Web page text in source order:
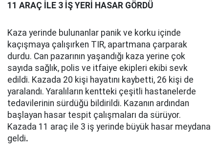
11 ARAÇ İLE 3 İŞ YERİ HASAR GÖRDÜ
Kaza yerinde bulunanlar panik ve korku içinde
kaçışmaya çalışırken TIR, apartmana çarparak
durdu. Can pazarının yaşandığı kaza yerine çok
sayıda sağlık, polis ve itfaiye ekipleri ekibi sevk
edildi. Kazada 20 kişi hayatını kaybetti, 26 kişi de
yaralandı. Yaralıların kentteki çeşitli hastanelerde
tedavilerinin sürdüğü bildirildi. Kazanın ardından
başlayan hasar tespit çalışmaları da sürüyor.
Kazada 11 araç ile 3 iş yerinde büyük hasar meydana
geldi.